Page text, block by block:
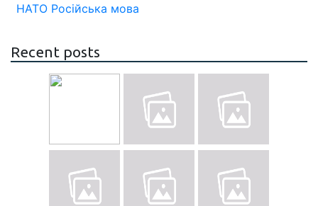
НАТО Російська мова
Recent posts